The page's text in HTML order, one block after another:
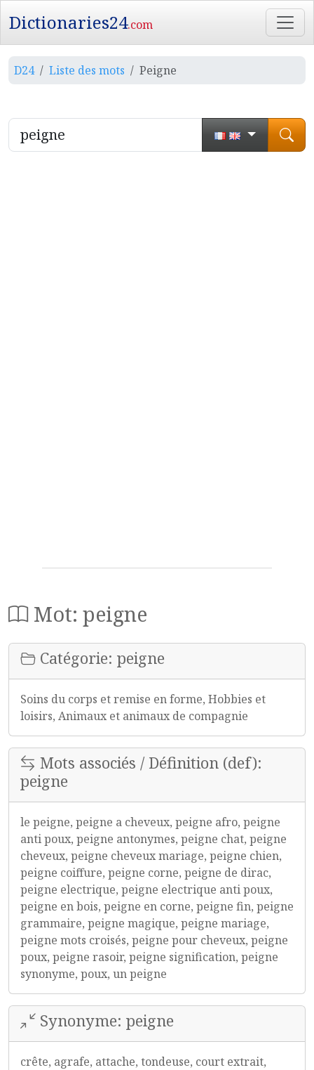
Dictionaries24.com
D24 Liste des mots Peigne
Mot: peigne
Catégorie: peigne
Soins du corps et remise en forme, Hobbies et
loisirs, Animaux et animaux de compagnie
Mots associés / Définition (def):
peigne
le peigne, peigne a cheveux, peigne afro, peigne
anti poux, peigne antonymes, peigne chat, peigne
cheveux, peigne cheveux mariage, peigne chien,
peigne coiffure, peigne corne, peigne de dirac,
peigne electrique, peigne electrique anti poux,
peigne en bois, peigne en corne, peigne fin, peigne
grammaire, peigne magique, peigne mariage,
peigne mots croisés, peigne pour cheveux, peigne
poux, peigne rasoir, peigne signification, peigne
synonyme, poux, un peigne
Synonyme: peigne
crête, agrafe, attache, tondeuse, court extrait,